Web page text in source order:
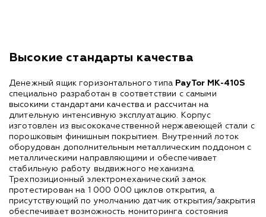
Высокие стандарты качества
Денежный ящик горизонтального типа PayTor MK-410S
специально разработан в соответствии с самыми
высокими стандартами качества и рассчитан на
длительную интенсивную эксплуатацию. Корпус
изготовлен из высококачественной нержавеющей стали с
порошковым финишным покрытием. Внутренний лоток
оборудован дополнительным металлическим поддоном с
металлическими направляющими и обеспечивает
стабильную работу выдвижного механизма.
Трехпозиционный электромеханический замок
протестирован на 1 000 000 циклов открытия, а
присутствующий по умолчанию датчик открытия/закрытия
обеспечивает возможность мониторинга состояния